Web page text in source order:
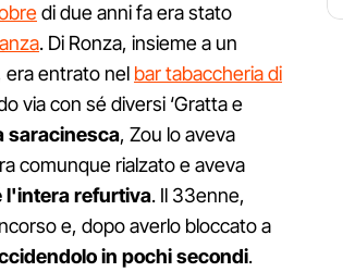
di due anni fa era stato
. Di Ronza, insieme a un
era entrato nel bar tabaccheria di
via con sé diversi ‘Gratta e
saracinesca, Zou lo aveva
comunque rialzato e aveva
l'intera refurtiva. Il 33enne,
e, dopo averlo bloccato a
in pochi secondi.